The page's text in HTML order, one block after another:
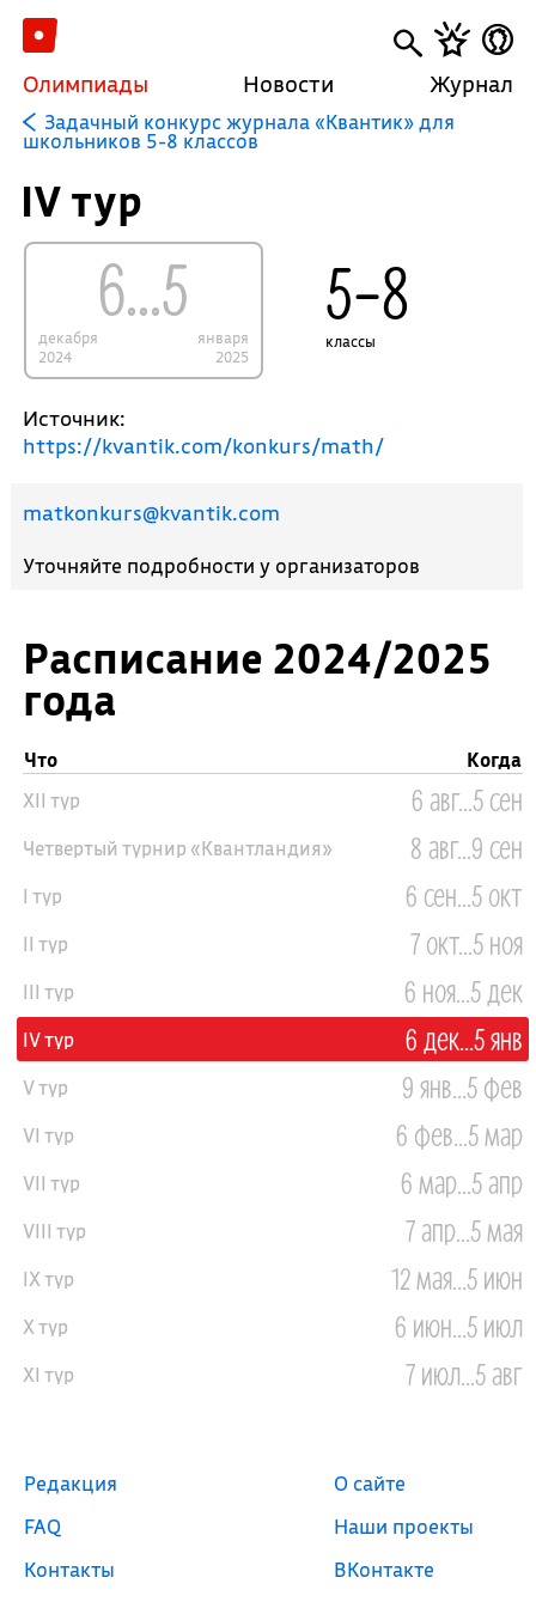
Олимпиады Новости Журнал
Задачный конкурс журнала «Квантик» для
школьников 5-8 классов
Расписание 2024/2025
года
Что
Когда
XII тур
6 авг...5 сен
Четвертый турнир «Квантландия» 8 авг...9 сен
I тур 6 сен...5 окт
II тур 7 окт...5 ноя
III тур 6 ноя...5 дек
IV тур 6 дек...5 янв
V тур 9 янв...5 фев
VI тур 6 фев...5 мар
VII тур 6 мар...5 апр
VIII тур 7 апр...5 мая
IX тур 12 мая...5 июн
X тур 6 июн...5 июл
XI тур 7 июл...5 авг
IV тур
6...5
декабря
января
2024
2025
5–8
классы
Источник:
https://kvantik.com/konkurs/math/
matkonkurs@kvantik.com
Уточняйте подробности у организаторов
Редакция
FAQ
Контакты
О сайте
Наши проекты
ВКонтакте